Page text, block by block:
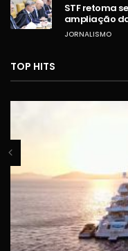
STF retoma
ampliação
JORNALISMO
TOP HITS